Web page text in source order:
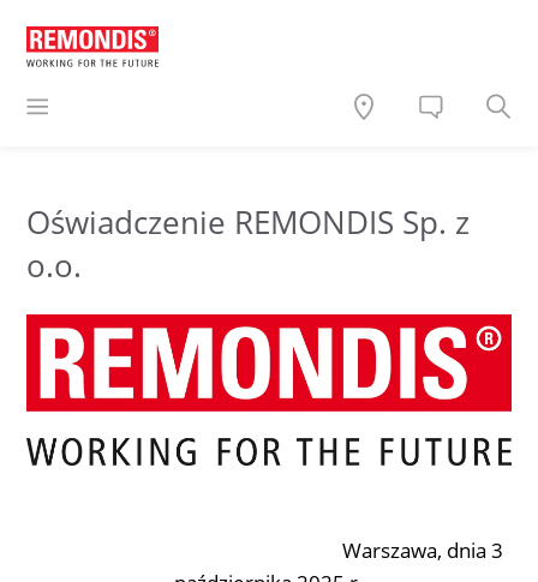
Oświadczenie REMONDIS Sp. z
o.o.
Warszawa, dnia 3